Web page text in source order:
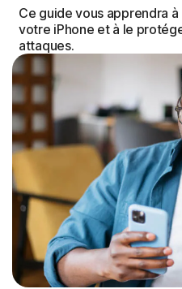
Ce guide vous apprendra
votre iPhone et à le
attaques.